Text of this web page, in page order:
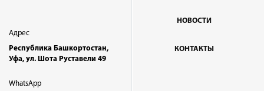
Адрес
Республика Башкортостан,
Уфа, ул. Шота Руставели 49
WhatsApp
НОВОСТИ
КОНТАКТЫ